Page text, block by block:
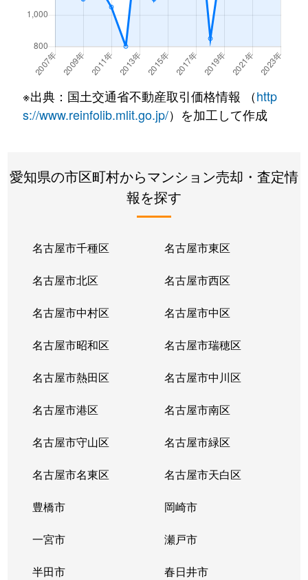
※出典：国土交通省不動産取引価格情報 （http
s://www.reinfolib.mlit.go.jp/）を加工して作成
愛知県の市区町村からマンション売却・査定情
報を探す
名古屋市千種区 名古屋市東区
名古屋市北区 名古屋市西区
名古屋市中村区 名古屋市中区
名古屋市昭和区 名古屋市瑞穂区
名古屋市熱田区 名古屋市中川区
名古屋市港区 名古屋市南区
名古屋市守山区 名古屋市緑区
名古屋市名東区 名古屋市天白区
豊橋市 岡崎市
一宮市 瀬戸市
半田市 春日井市